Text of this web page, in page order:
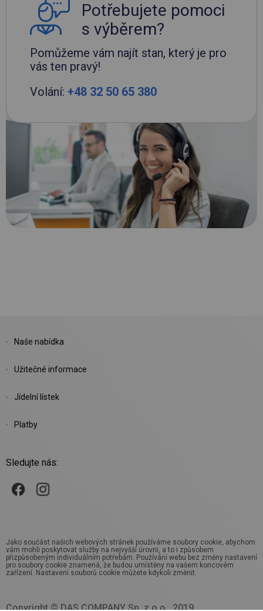
Potřebujete pomoci
s výběrem?
Pomůžeme vám najít stan, který je pro
vás ten pravý!
Volání: +48 32 50 65 380
Naše nabídka
Užitečné informace
Jídelní lístek
Platby
Sledujte nás:
Jako součást našich webových stránek používáme soubory cookie, abychom
vám mohli poskytovat služby na nejvyšší úrovni, a to i způsobem
přizpůsobeným individuálním potřebám. Používání webu bez změny nastavení
pro soubory cookie znamená, že budou umístěny na vašem koncovém
zařízení. Nastavení souborů cookie můžete kdykoli změnit.
Copyright © DAS COMPANY Sp. z o.o., 2019.